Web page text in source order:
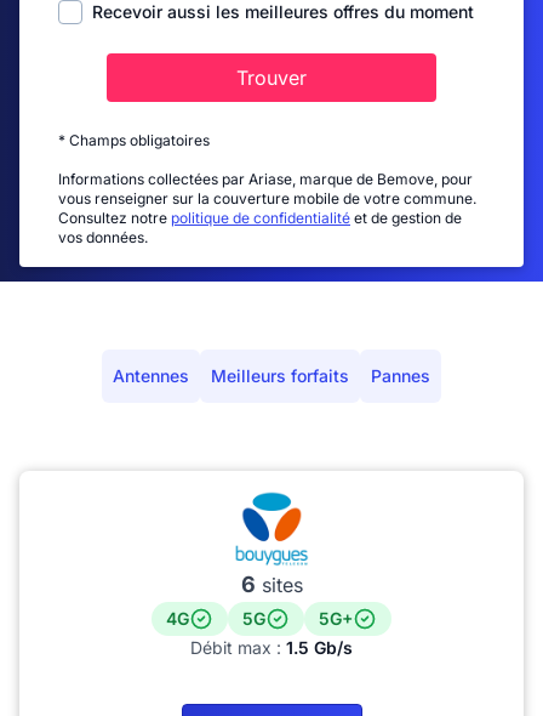
Recevoir aussi les meilleures offres du moment
Trouver
* Champs obligatoires
Informations collectées par Ariase, marque de Bemove, pour
vous renseigner sur la couverture mobile de votre commune.
Consultez notre politique de confidentialité et de gestion de
vos données.
Antennes Meilleurs forfaits Pannes
6 sites
4G 5G
5G+
Débit max : 1.5 Gb/s